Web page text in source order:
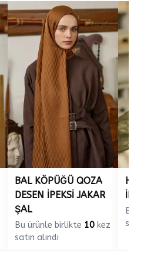
BAL KÖPÜĞÜ QOZA
DESEN İPEKSİ JAKAR
ŞAL
Bu ürünle birlikte 10 kez
satın alındı
Bu